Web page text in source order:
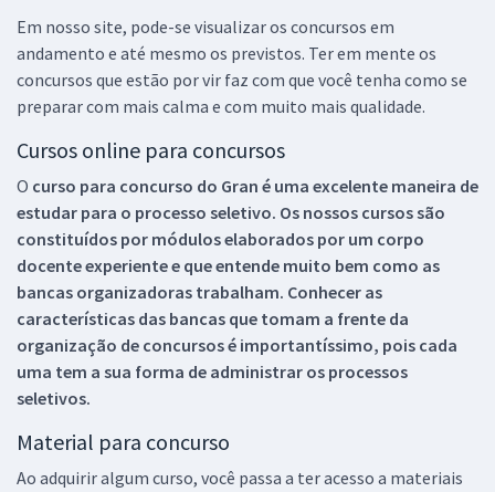
Em nosso site, pode-se visualizar os concursos em
andamento e até mesmo os previstos. Ter em mente os
concursos que estão por vir faz com que você tenha como se
preparar com mais calma e com muito mais qualidade.
Cursos online para concursos
O curso para concurso do Gran é uma excelente maneira de
estudar para o processo seletivo. Os nossos cursos são
constituídos por módulos elaborados por um corpo
docente experiente e que entende muito bem como as
bancas organizadoras trabalham. Conhecer as
características das bancas que tomam a frente da
organização de concursos é importantíssimo, pois cada
uma tem a sua forma de administrar os processos
seletivos.
Material para concurso
Ao adquirir algum curso, você passa a ter acesso a materiais